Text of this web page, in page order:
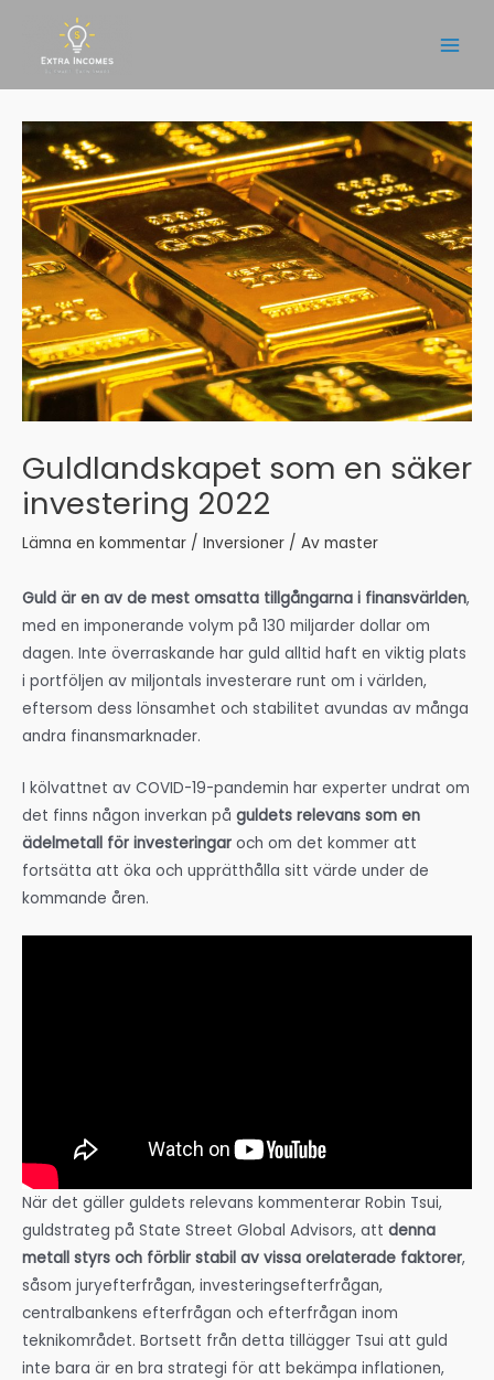
innehåll
Guldlandskapet som en säker
investering 2022
Lämna en kommentar / Inversioner / Av master
Guld är en av de mest omsatta tillgångarna i finansvärlden,
med en imponerande volym på 130 miljarder dollar om
dagen. Inte överraskande har guld alltid haft en viktig plats
i portföljen av miljontals investerare runt om i världen,
eftersom dess lönsamhet och stabilitet avundas av många
andra finansmarknader.
I kölvattnet av COVID-19-pandemin har experter undrat om
det finns någon inverkan på guldets relevans som en
ädelmetall för investeringar och om det kommer att
fortsätta att öka och upprätthålla sitt värde under de
kommande åren.
När det gäller guldets relevans kommenterar Robin Tsui,
guldstrateg på State Street Global Advisors, att denna
metall styrs och förblir stabil av vissa orelaterade faktorer,
såsom juryefterfrågan, investeringsefterfrågan,
centralbankens efterfrågan och efterfrågan inom
teknikområdet. Bortsett från detta tillägger Tsui att guld
inte bara är en bra strategi för att bekämpa inflationen,